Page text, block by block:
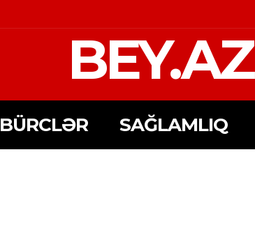
BEY.AZ
BÜRCLƏR SAĞLAMLIQ